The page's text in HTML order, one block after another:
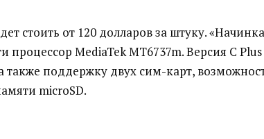
стоить от 120 долларов за штуку.
MediaTek MT6737m. Версия C
также поддержку двух сим-карт,
microSD.